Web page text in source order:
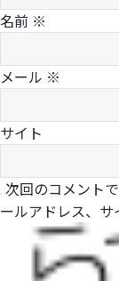
名前 ※
メール ※
サイト
次回のコメント
ールアドレス、サ